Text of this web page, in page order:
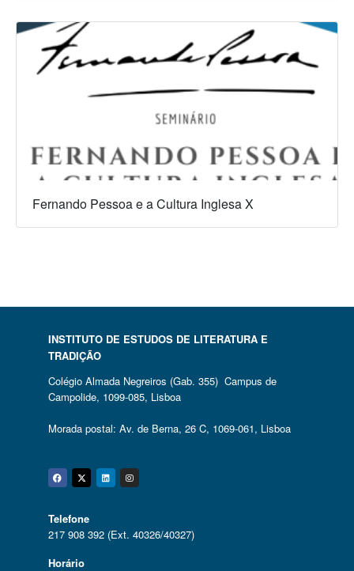
Fernando Pessoa e a Cultura Inglesa X
INSTITUTO DE ESTUDOS DE LITERATURA E
TRADIÇÃO
Colégio Almada Negreiros (Gab. 355) Campus de
Campolide, 1099-085, Lisboa
Morada postal: Av. de Berna, 26 C, 1069-061, Lisboa
Facebook
Twitter
Linkedin
Instagram
Telefone
217 908 392 (Ext. 40326/40327)
Horário